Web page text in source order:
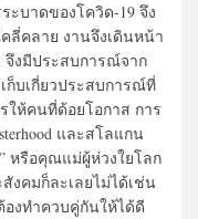
ะบาดของโควิด-19 จึง
ลี่คลาย งานจึงเดินหน้า
จึงมีประสบการณ์จาก
ก็บเกี่ยวประสบการณ์ที่
ให้คนที่ด้อยโอกาส การ
และสโลแกน
หรือคุณแม่ผู้ห่วงใยโลก
งคมก็ละเลยไม่ได้เช่น
งทำควบคู่กันให้ได้ดี